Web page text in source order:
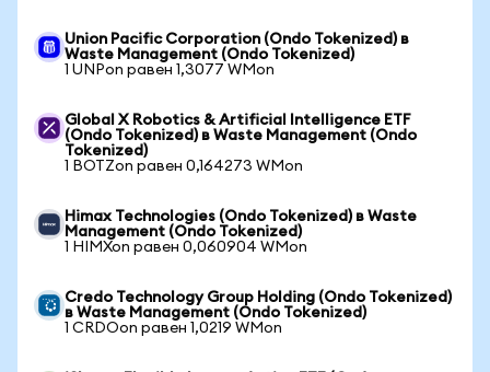
Union Pacific Corporation (Ondo Tokenized) в
Waste Management (Ondo Tokenized)
1 UNPon равен 1,3077 WMon
Global X Robotics & Artificial Intelligence ETF
(Ondo Tokenized) в Waste Management (Ondo
Tokenized)
1 BOTZon равен 0,164273 WMon
Himax Technologies (Ondo Tokenized) в Waste
Management (Ondo Tokenized)
1 HIMXon равен 0,060904 WMon
Credo Technology Group Holding (Ondo Tokenized)
в Waste Management (Ondo Tokenized)
1 CRDOon равен 1,0219 WMon